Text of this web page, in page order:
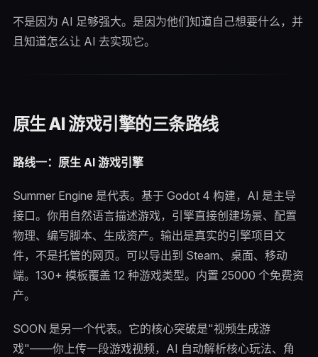
不是因为 AI 足够强大。是因为他们知道自己想要什么，并
且知道怎么让 AI 去实现它。
原生 AI 游戏引擎的三条路线
路线一：原生 AI 游戏引擎
Summer Engine 是代表。基于 Godot 4 构建，AI 是主导
接口。你用自然语言描述游戏，引擎直接创建场景、配置
物理、编写脚本、生成资产。输出是真实的引擎项目文
件，不是托管的网页。可以导出到 Steam、桌面、移动
端。130+ 模板覆盖 12 种游戏类型。内置 25000 个免费资
产。
SOON 是另一个代表。它的核心突破是"视频生成游
戏"——你上传一段游戏视频，AI 自动解析核心玩法、角